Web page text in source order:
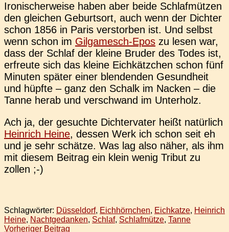
Iro­ni­scher­wei­se haben aber beide Schlaf­müt­zen
den glei­chen Geburts­ort, auch wenn der Dich­ter
schon 1856 in Paris ver­stor­ben ist. Und selbst
wenn schon im Gil­ga­mesch-Epos zu lesen war,
dass der Schlaf der kleine Bruder des Todes ist,
erfreu­te sich das kleine Eich­kätz­chen schon fünf
Minu­ten später einer blen­den­den Gesund­heit
und hüpfte – ganz den Schalk im Nacken – die
Tanne herab und ver­schwand im Unterholz.
Ach ja, der gesuch­te Dich­ter­va­ter heißt natür­lich
Hein­rich Heine, dessen Werk ich schon seit eh
und je sehr schät­ze. Was lag also näher, als ihm
mit diesem Bei­trag ein klein wenig Tribut zu
zollen ;-)
Schlagwörter: Düsseldorf, Eichhörnchen, Eichkatze, Heinrich
Heine, Nachtgedanken, Schlaf, Schlafmütze, Tanne
Vorheriger Beitrag